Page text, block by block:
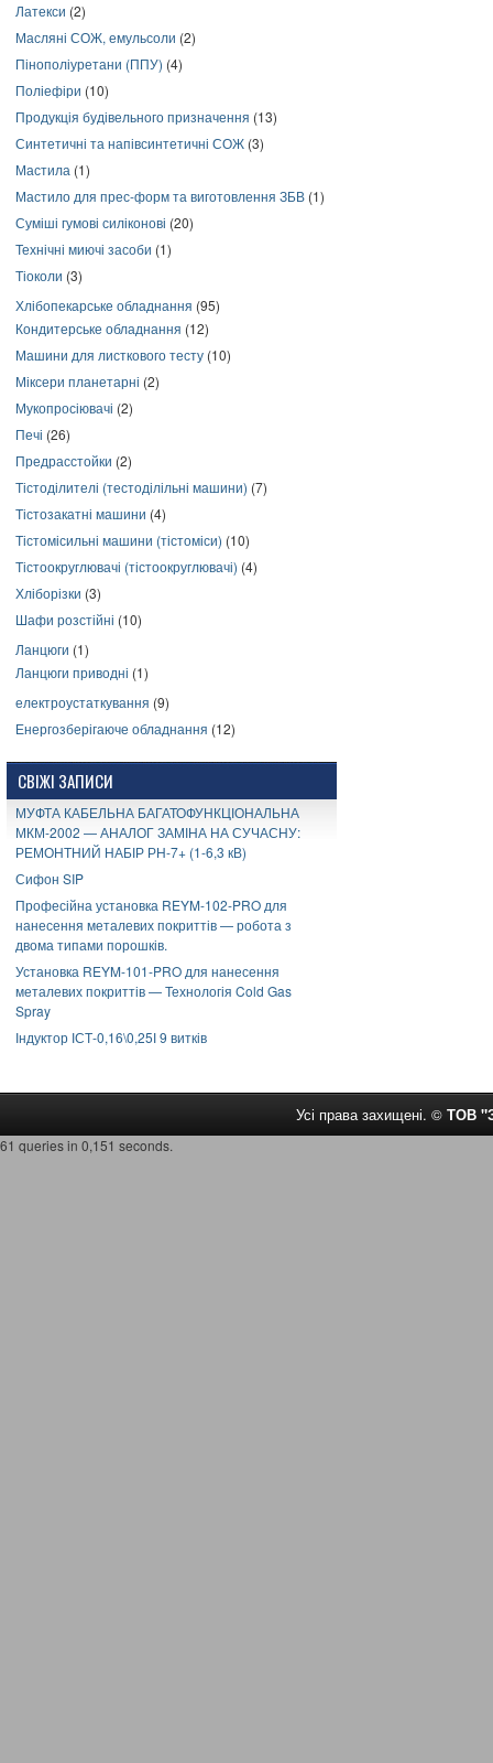
Латекси (2)
Масляні СОЖ, емульсоли (2)
Пінополіуретани (ППУ) (4)
Поліефіри (10)
Продукція будівельного призначення (13)
Синтетичні та напівсинтетичні СОЖ (3)
Мастила (1)
Мастило для прес-форм та виготовлення ЗБВ (1)
Суміші гумові силіконові (20)
Технічні миючі засоби (1)
Тіоколи (3)
Хлібопекарське обладнання (95)
Кондитерське обладнання (12)
Машини для листкового тесту (10)
Міксери планетарні (2)
Мукопросіювачі (2)
Печі (26)
Предрасстойки (2)
Тістоділителі (тестоділільні машини) (7)
Тістозакатні машини (4)
Тістомісильні машини (тістоміси) (10)
Тістоокруглювачі (тістоокруглювачі) (4)
Хліборізки (3)
Шафи розстійні (10)
Ланцюги (1)
Ланцюги приводні (1)
електроустаткування (9)
Енергозберігаюче обладнання (12)
СВІЖІ ЗАПИСИ
МУФТА КАБЕЛЬНА БАГАТОФУНКЦІОНАЛЬНА
МКМ-2002 — АНАЛОГ ЗАМІНА НА СУЧАСНУ:
РЕМОНТНИЙ НАБІР РН-7+ (1-6,3 кВ)
Сифон SIP
Професійна установка REYM-102-PRO для
нанесення металевих покриттів — робота з
двома типами порошків.
Установка REYM-101-PRO для нанесення
металевих покриттів — Технологія Cold Gas
Spray
Індуктор ІСТ-0,16\0,25І 9 витків
Усі права захищені. © ТОВ
61 queries in 0,151 seconds.